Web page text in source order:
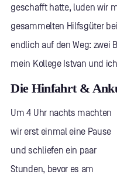
geschafft hatte, luden wir
gesammelten Hilfsgüter
endlich auf den Weg: zwei
mein Kollege Istvan und
Die Hinfahrt &
Um 4 Uhr nachts machten
wir erst einmal eine Pause
und schliefen ein paar
Stunden, bevor es am